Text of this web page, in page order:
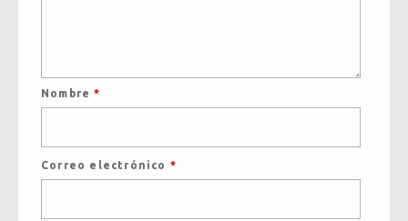
Nombre*
Correo electrónico *